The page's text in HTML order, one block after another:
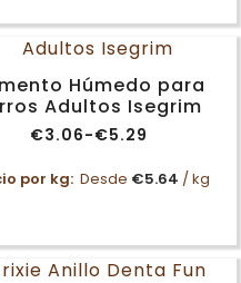
precios:
desde
€10.15
hasta
€10.93
Húmedo para
Adultos Isegrim
€3.06-€5.29
Rango
precios:
€5.29
por kg: Desde €5.64 / kg